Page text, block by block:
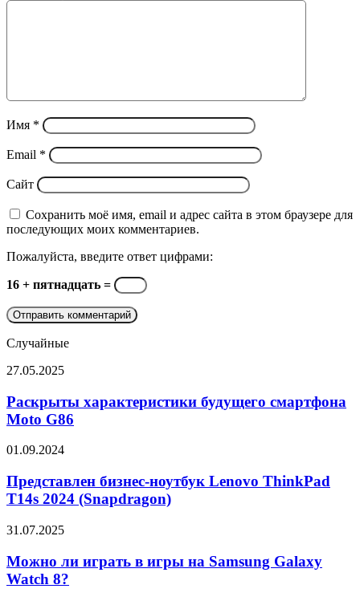
Имя *
Email *
Сайт
Сохранить моё имя, email и адрес сайта в этом браузере для
последующих моих комментариев.
Пожалуйста, введите ответ цифрами:
16 + пятнадцать =
Случайные
Раскрыты
будущего
смартфона
Moto
27.05.2025
Раскрыты характеристики будущего смартфона
Moto G86
Представлен
ноутбук
Lenovo
ThinkPad
2024
01.09.2024
Представлен бизнес-ноутбук Lenovo ThinkPad
T14s 2024 (Snapdragon)
Можно
играть
в
игры
31.07.2025
Можно ли играть в игры на Samsung Galaxy
Watch 8?